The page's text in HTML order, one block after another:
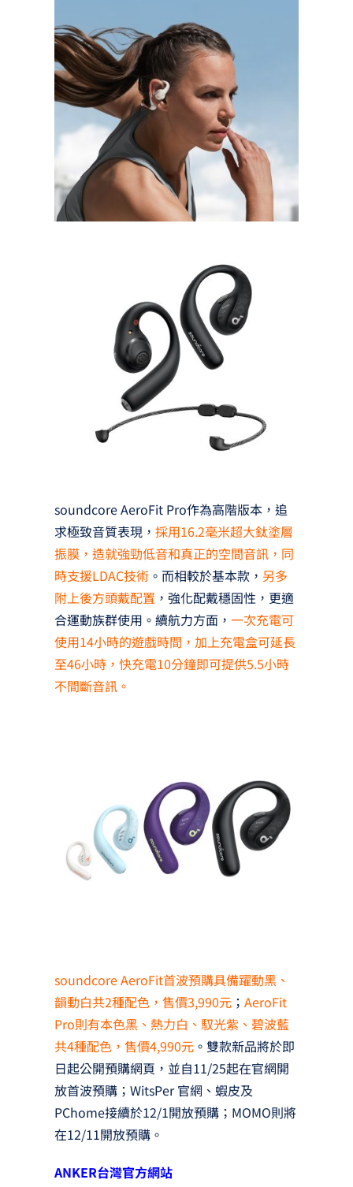
soundcore AeroFit Pro作為高階版本，追
求極致音質表現， 採用16.2毫米超大鈦塗層
振膜，造就強勁低音和真正的空間音訊，同
時支援LDAC技術。而相較於基本款， 另多
附上後方頭戴配置 ，強化配戴穩固性，更適
合運動族群使用。續航力方面， 一次充電可
使用14小時的遊戲時間，加上充電盒可延長
至46小時，快充電10分鐘即可提供5.5小時
不間斷音訊。
soundcore AeroFit首波預購具備躍動黑、
韻動白共2種配色，售價3,990元； AeroFit
Pro則有本色黑、熱力白、馭光紫、碧波藍
共4種配色，售價4,990元。雙款新品將於即
日起公開預購網頁，並自11/25起在官網開
放首波預購；WitsPer 官網、蝦皮及
PChome接續於12/1開放預購；MOMO則將
在12/11開放預購。
ANKER台灣官方網站